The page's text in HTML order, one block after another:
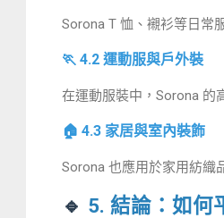
Sorona T 恤、襯衫等日常
🏃 4.2 運動服與戶外裝
在運動服裝中，Sorona 的
🏠 4.3 家居與室內裝飾
Sorona 也應用於家用紡織
🔹 5. 結論：如何